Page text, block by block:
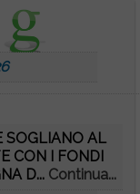
SOGLIANO AL
CON I FONDI
D... Continua...